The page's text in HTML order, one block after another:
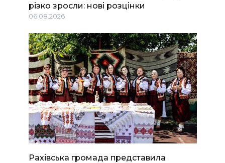
різко зросли: нові розцінки
06.08.2026
Рахівська громада представила